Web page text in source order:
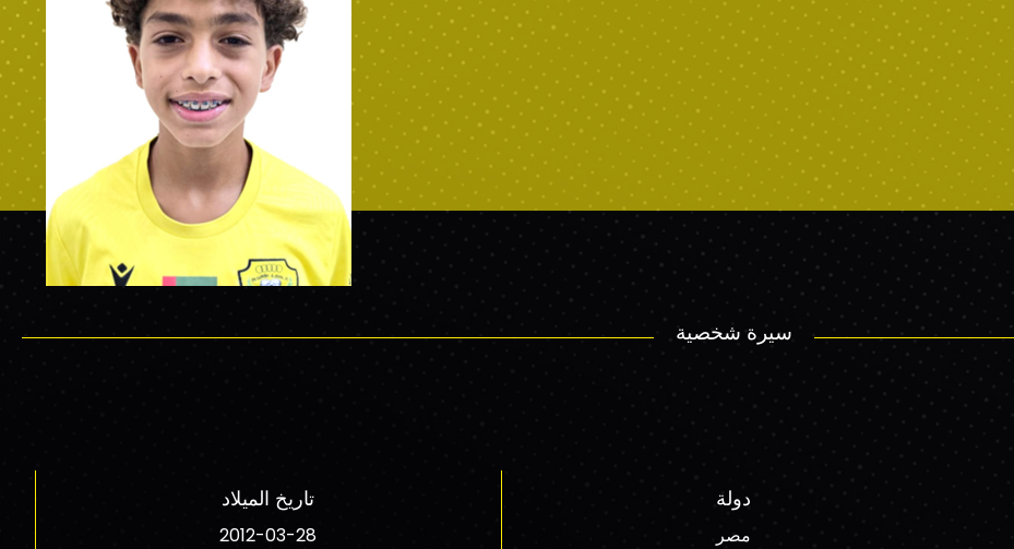
سيرة شخصية
دولة
مصر
تاريخ الميلاد
2012-03-28